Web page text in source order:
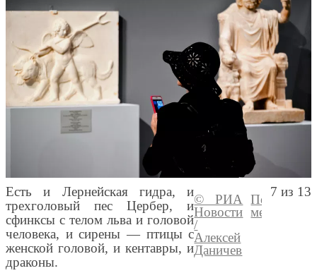
Есть и Лернейская гидра, и
трехголовый пес Цербер, и
сфинксы с телом льва и головой
человека, и сирены — птицы с
женской головой, и кентавры, и
драконы.
© РИА
Новости
/
Алексей
Даничев
Перейти в
медиабанк
7 из 13